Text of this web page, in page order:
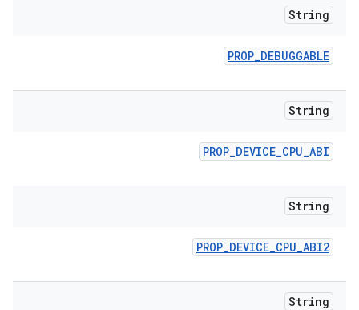
String
PROP_DEBUGGABLE
String
PROP_DEVICE_CPU_ABI
String
PROP_DEVICE_CPU_ABI2
String